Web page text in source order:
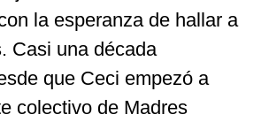
la esperanza de hallar a
Casi una década
que Ceci empezó a
colectivo de Madres